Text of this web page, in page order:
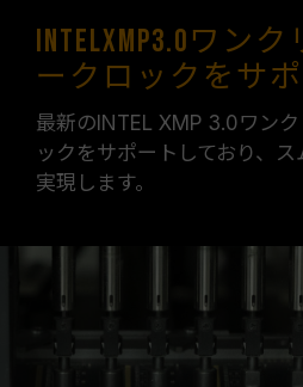
IntelXMP3.0ワン
ークロックをサ
最新のINTEL XMP 3.0ワン
ックをサポートしており、
実現します。